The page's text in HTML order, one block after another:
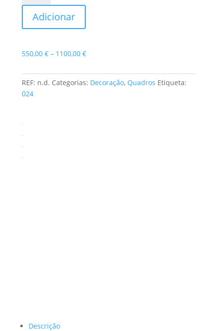
Quadros
Abstratos
Nébula
Adicionar
550,00 € – 1100,00 €Price
550,00 €
through
REF: n.d. Categorias: Decoração, Quadros Etiqueta:
024
Descrição